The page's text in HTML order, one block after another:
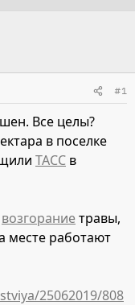
#1
Все целы?
в поселке
ТАСС в
возгораниетравы,
месте работают
25062019/808